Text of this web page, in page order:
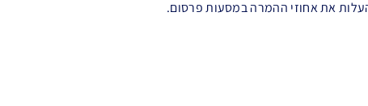
את אחוזי ההמרה במסעות פרסום.